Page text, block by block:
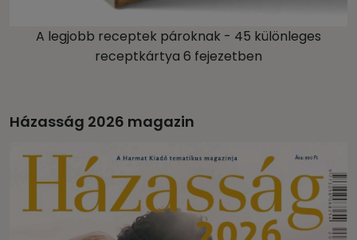
A legjobb receptek pároknak - 45 különleges
receptkártya 6 fejezetben
Házasság 2026 magazin